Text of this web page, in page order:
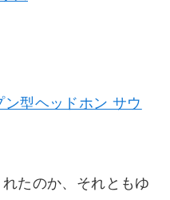
型ヘッドホン サウ
たのか、それともゆ